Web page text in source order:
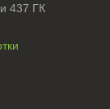
437 ГК